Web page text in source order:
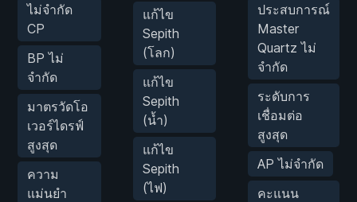
ไม่จำกัด
CP
BP ไม่
จำกัด
มาตรวัดโอ
เวอร์ไดรฟ์
สูงสุด
ความ
แม่นยำ
แก้ไข
Sepith
(โลก)
แก้ไข
Sepith
(น้ำ)
แก้ไข
Sepith
(ไฟ)
ประสบการณ์
Master
Quartz ไม่
จำกัด
ระดับการ
เชื่อมต่อ
สูงสุด
AP ไม่จำกัด
คะแนน